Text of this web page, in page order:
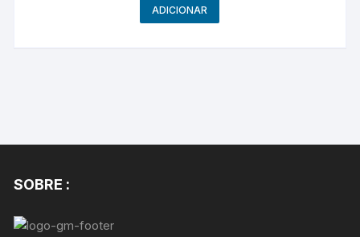
de 5
ADICIONAR
SOBRE :